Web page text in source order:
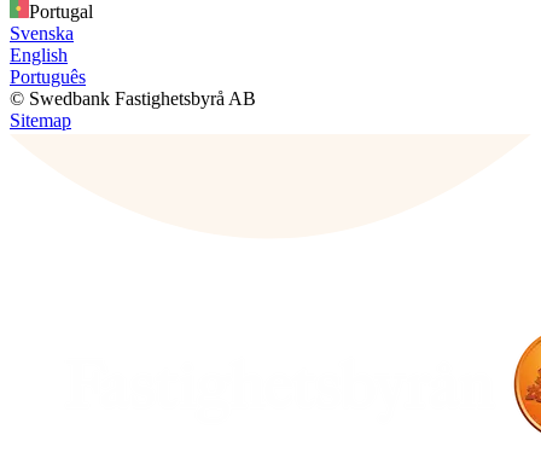
Portugal
Svenska
English
Português
© Swedbank Fastighetsbyrå AB
Sitemap